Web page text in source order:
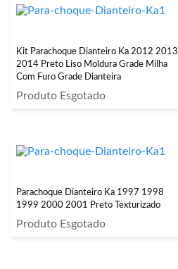
Kit Parachoque Dianteiro Ka 2012 2013
2014 Preto Liso Moldura Grade Milha
Com Furo Grade Dianteira
Produto Esgotado
Parachoque Dianteiro Ka 1997 1998
1999 2000 2001 Preto Texturizado
Produto Esgotado